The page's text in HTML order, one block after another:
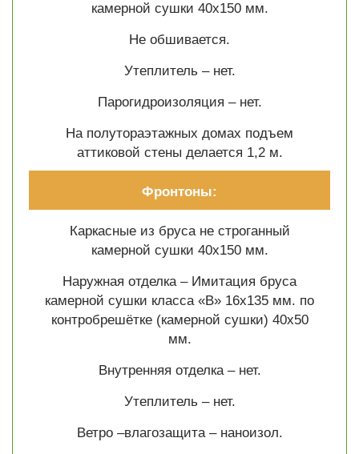
камерной сушки 40х150 мм.
Не обшивается.
Утеплитель – нет.
Парогидроизоляция – нет.
На полутораэтажных домах подъем
аттиковой стены делается 1,2 м.
Фронтоны:
Каркасные из бруса не строганный
камерной сушки 40х150 мм.
Наружная отделка – Имитация бруса
камерной сушки класса «В» 16х135 мм. по
контробрешётке (камерной сушки) 40х50
мм.
Внутренняя отделка – нет.
Утеплитель – нет.
Ветро –влагозащита – наноизол.